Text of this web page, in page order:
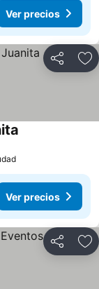
Ver precios
Compartir
Ver precios
Compartir